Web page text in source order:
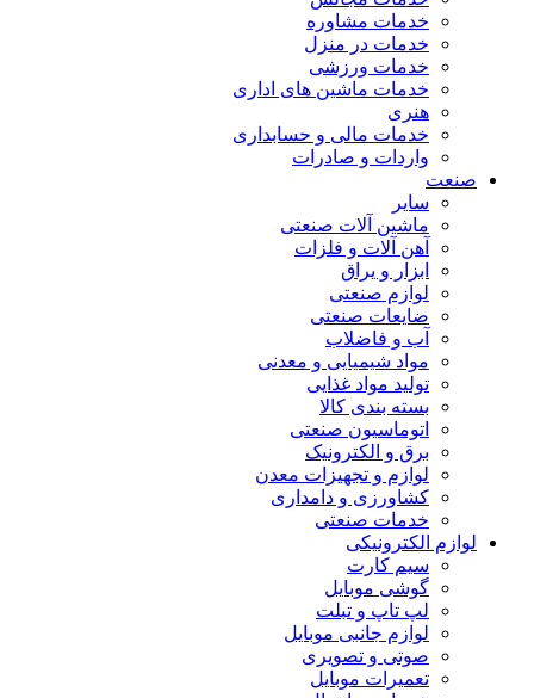
خدمات مشاوره
خدمات در منزل
خدمات ورزشی
خدمات ماشین های اداری
هنری
خدمات مالی و حسابداری
واردات و صادرات
صنعت
سایر
ماشین آلات صنعتی
آهن آلات و فلزات
ابزار و یراق
لوازم صنعتی
ضایعات صنعتی
آب و فاضلاب
مواد شیمیایی و معدنی
تولید مواد غذایی
بسته بندی کالا
اتوماسیون صنعتی
برق و الکترونیک
لوازم و تجهیزات معدن
کشاورزی و دامداری
خدمات صنعتی
لوازم الکترونیکی
سیم کارت
گوشی موبایل
لپ تاپ و تبلت
لوازم جانبی موبایل
صوتی و تصویری
تعمیرات موبایل